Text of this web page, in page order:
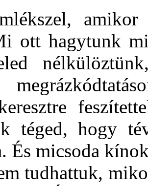
ott hagytunk
téged, hogy
És micsoda
tudhattuk,